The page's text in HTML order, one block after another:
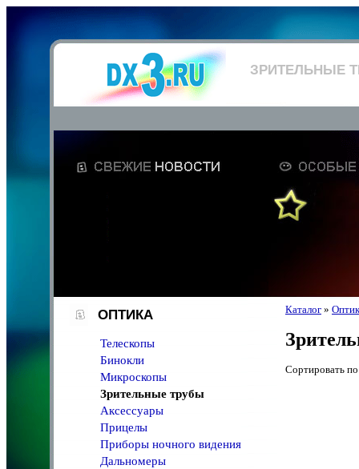
ЗРИТЕЛЬНЫЕ
ОПТИКА
Телескопы
Бинокли
Микроскопы
Зрительные трубы
Аксессуары
Прицелы
Приборы ночного видения
Дальномеры
Каталог »
Сортировать